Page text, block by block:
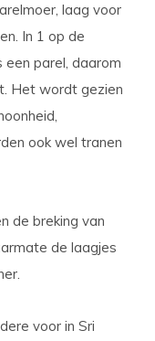
laag voor
In 1 op de
parel, daarom
Het wordt gezien
ook wel tranen
de breking van
de laagjes
voor in Sri